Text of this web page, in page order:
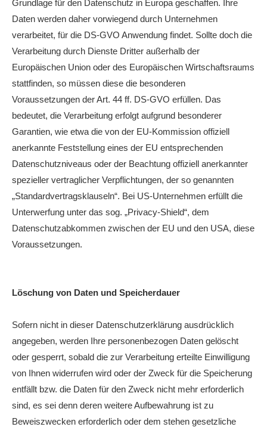
Grundlage für den Datenschutz in Europa geschaffen. Ihre
Daten werden daher vorwiegend durch Unternehmen
verarbeitet, für die DS-GVO Anwendung findet. Sollte doch die
Verarbeitung durch Dienste Dritter außerhalb der
Europäischen Union oder des Europäischen Wirtschaftsraums
stattfinden, so müssen diese die besonderen
Voraussetzungen der Art. 44 ff. DS-GVO erfüllen. Das
bedeutet, die Verarbeitung erfolgt aufgrund besonderer
Garantien, wie etwa die von der EU-Kommission offiziell
anerkannte Feststellung eines der EU entsprechenden
Datenschutzniveaus oder der Beachtung offiziell anerkannter
spezieller vertraglicher Verpflichtungen, der so genannten
„Standardvertragsklauseln“. Bei US-Unternehmen erfüllt die
Unterwerfung unter das sog. „Privacy-Shield“, dem
Datenschutzabkommen zwischen der EU und den USA, diese
Voraussetzungen.
Löschung von Daten und Speicherdauer
Sofern nicht in dieser Datenschutzerklärung ausdrücklich
angegeben, werden Ihre personenbezogen Daten gelöscht
oder gesperrt, sobald die zur Verarbeitung erteilte Einwilligung
von Ihnen widerrufen wird oder der Zweck für die Speicherung
entfällt bzw. die Daten für den Zweck nicht mehr erforderlich
sind, es sei denn deren weitere Aufbewahrung ist zu
Beweiszwecken erforderlich oder dem stehen gesetzliche